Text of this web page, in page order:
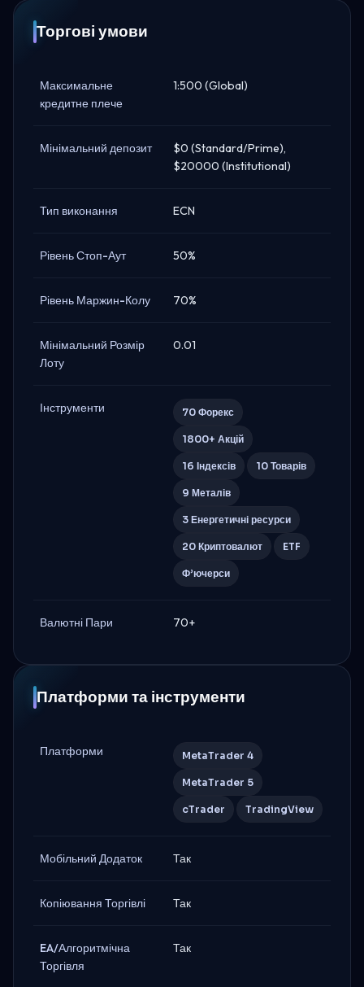
Торгові умови
Максимальне
кредитне плече
1:500 (Global)
Мінімальний депозит
$0 (Standard/Prime),
$20000 (Institutional)
Тип виконання ECN
Рівень Стоп-Аут 50%
Рівень Маржин-Колу 70%
Мінімальний Розмір
Лоту
0.01
Інструменти 70 Форекс
1800+ Акцій
16 Індексів 10 Товарів
9 Металів
3 Енергетичні ресурси
20 Криптовалют ETF
Ф’ючерси
Валютні Пари 70+
Платформи та інструменти
Платформи MetaTrader 4
MetaTrader 5
cTrader TradingView
Мобільний Додаток Так
Копіювання Торгівлі Так
EA/Алгоритмічна
Торгівля
Так